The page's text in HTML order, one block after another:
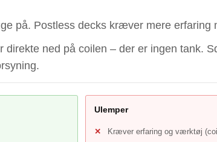
på. Postless decks kræver mere erfaring
direkte ned på coilen – der er ingen tank.
Ulemper
Kræver erfaring og værktøj